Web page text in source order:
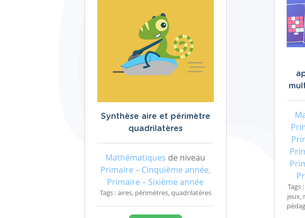
Synthèse aire et périmètre
quadrilatères
Mathématiques de niveau
Primaire – Cinquième année,
Primaire – Sixième année
Tags : aires, périmètres, quadrilatères
Tags
jeux,